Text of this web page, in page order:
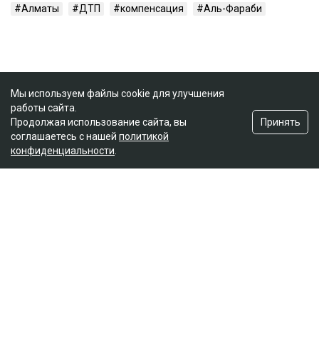
Алматы ДТП компенсация Аль-Фараби
Мы используем файлы cookie для улучшения
работы сайта.
Продолжая использование сайта, вы
соглашаетесь с нашей политикой
конфиденциальности
Принять